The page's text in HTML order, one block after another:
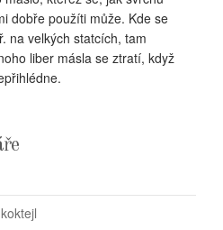
dobře použíti může. Kde se
na velkých statcích, tam
liber másla se ztratí, když